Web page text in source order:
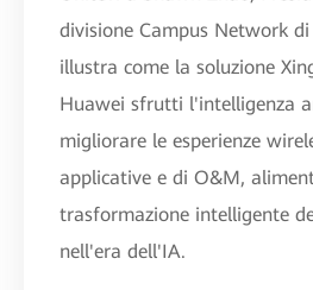
divisione Campus Network
illustra come la soluzione
Huawei sfrutti l'intelligenza
migliorare le esperienze
applicative e di O&M,
trasformazione intelligente
nell'era dell'IA.